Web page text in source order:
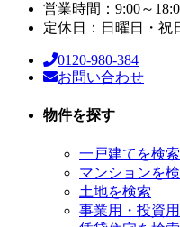
営業時間：9:00～
定休日：日曜日・祝
0120-980-384
お問い合わせ
物件を探す
一戸建てを検索
マンションを
土地を検索
事業用・投資